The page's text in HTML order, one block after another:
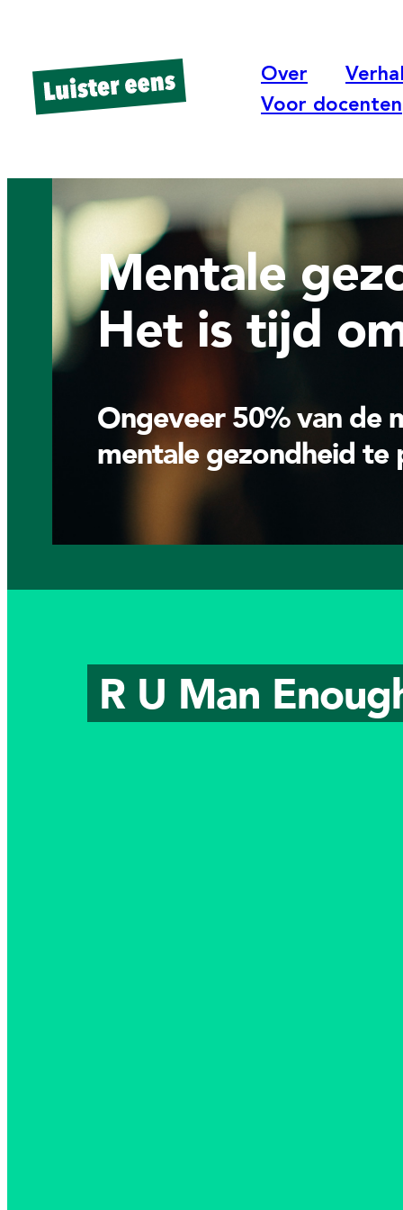
Over
Voor docenten
Mentale
Het is tijd
Ongeveer 50% van de
mentale gezondheid te
R U Man Enoug